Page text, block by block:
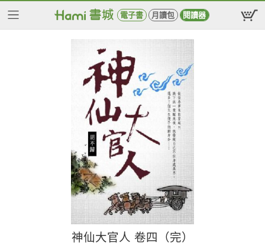
電子書 月讀包 閱讀器
神仙大官人 卷四（完）